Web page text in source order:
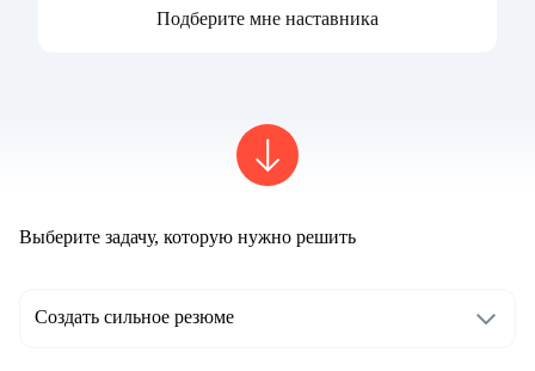
Подберите мне наставника
Выберите задачу, которую нужно решить
Создать сильное резюме